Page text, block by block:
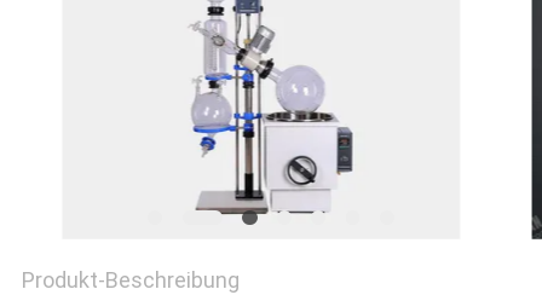
DATENSCHUTZRICHTLINIE
Produkt-Beschreibung